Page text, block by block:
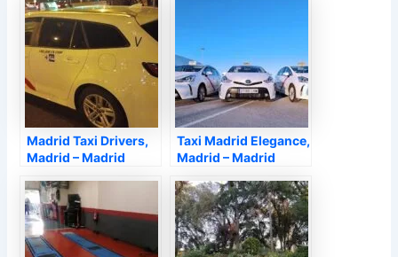
Madrid Taxi Drivers,
Madrid – Madrid
Taxi Madrid Elegance,
Madrid – Madrid